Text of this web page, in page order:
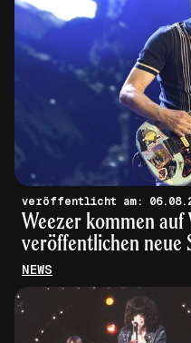
veröffentlicht am:
Weezer kommen
veröffentlichen neue
NEWS